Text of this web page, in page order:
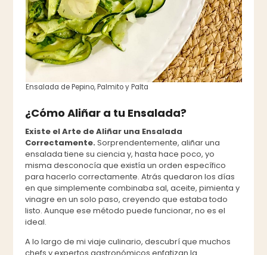
Ensalada de Pepino, Palmito y Palta
¿Cómo Aliñar a tu Ensalada?
Existe el Arte de Aliñar una Ensalada
Correctamente.Sorprendentemente, aliñar una
ensalada tiene su ciencia y, hasta hace poco, yo
misma desconocía que existía un orden específico
para hacerlo correctamente. Atrás quedaron los días
en que simplemente combinaba sal, aceite, pimienta y
vinagre en un solo paso, creyendo que estaba todo
listo. Aunque ese método puede funcionar, no es el
ideal.
A lo largo de mi viaje culinario, descubrí que muchos